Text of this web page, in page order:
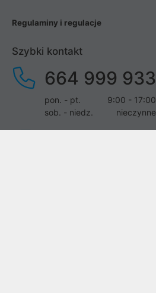
Regulaminy i regulacje
Szybki kontakt
664 999 933
pon. - pt.
9:00 - 17:00
sob. - niedz.
nieczynne